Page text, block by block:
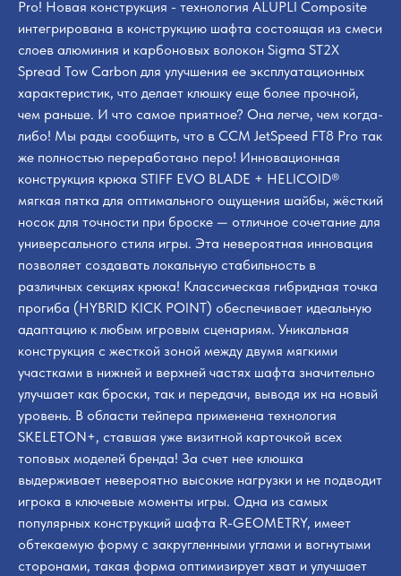
Pro! Новая конструкция - технология ALUPLI Composite
интегрирована в конструкцию шафта состоящая из смеси
слоев алюминия и карбоновых волокон Sigmа SТ2Х
Sрrеаd Тоw Саrbоn для улучшения ее эксплуатационных
характеристик, что делает клюшку еще более прочной,
чем раньше. И что самое приятное? Она легче, чем когда-
либо! Мы рады сообщить, что в CCM JetSpeed FT8 Pro так
же полностью переработано перо! Инновационная
конструкция крюка STIFF EVO BLADE + HELICOID®
мягкая пятка для оптимального ощущения шайбы, жёсткий
носок для точности при броске — отличное сочетание для
универсального стиля игры. Эта невероятная инновация
позволяет создавать локальную стабильность в
различных секциях крюка! Классическая гибридная точка
прогиба (HYBRID KICK POINT) обеспечивает идеальную
адаптацию к любым игровым сценариям. Уникальная
конструкция с жесткой зоной между двумя мягкими
участками в нижней и верхней частях шафта значительно
улучшает как броски, так и передачи, выводя их на новый
уровень. В области тейпера применена технология
SKELETON+, ставшая уже визитной карточкой всех
топовых моделей бренда! За счет нее клюшка
выдерживает невероятно высокие нагрузки и не подводит
игрока в ключевые моменты игры. Одна из самых
популярных конструкций шафта R-GEOMETRY, имеет
обтекаемую форму с закругленными углами и вогнутыми
сторонами, такая форма оптимизирует хват и улучшает